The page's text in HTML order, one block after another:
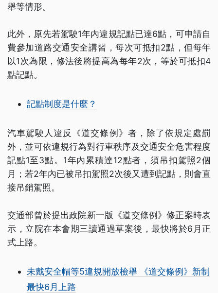
舉等情形。
此外，原先若駕駛1年內違規記點已達6點，可申請自
費參加道路交通安全講習，每次可抵扣2點，但每年
以1次為限，修法後將提高為每年2次，等於可抵扣4
點記點。
記點制度是什麼？
汽車駕駛人違反《道交條例》者，除了依規定處罰
外，並可依違規行為對行車秩序及交通安全危害程度
記點1至3點。1年內累積達12點者，須吊扣駕照2個
月；若2年內已被吊扣駕照2次後又遭到記點，則會直
接吊銷駕照。
交通部曾於提出政院新一版《道交條例》修正案時表
示，立院在本會期三讀通過草案後，最快將於6月正
式上路。
未戴安全帽等5違規開放檢舉 《道交條例》新制
最快6月上路